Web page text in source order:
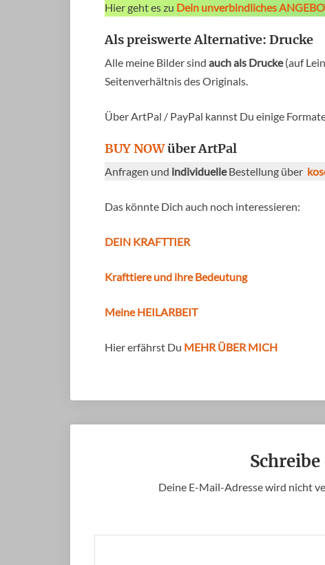
Hier geht es zu Dein unverbindliches
Als preiswerte Alternative: Drucke
Alle meine Bilder sind auch als Drucke(auf
Seitenverhältnis des Originals.
Über ArtPal / PayPal kannst Du einige
BUY NOWüber ArtPal
Anfragen und individuelleBestellung über
Das könnte Dich auch noch interessieren:
DEIN KRAFTTIER
Krafttiere und ihre Bedeutung
Meine HEILARBEIT
Hier erfährst Du MEHR ÜBER MICH
Deine E-Mail-Adresse wird nicht